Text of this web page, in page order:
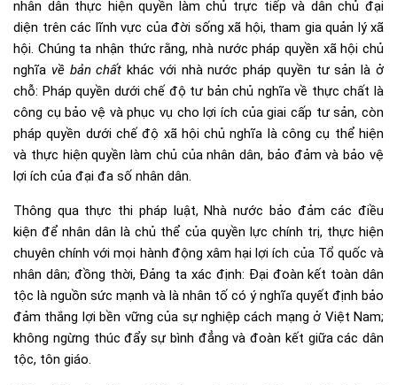
nhân dân thực hiện quyền làm chủ trực tiếp và dân chủ đại
diện trên các lĩnh vực của đời sống xã hội, tham gia quản lý xã
hội. Chúng ta nhận thức rằng, nhà nước pháp quyền xã hội chủ
nghĩa về bản chất khác với nhà nước pháp quyền tư sản là ở
chỗ: Pháp quyền dưới chế độ tư bản chủ nghĩa về thực chất là
công cụ bảo vệ và phục vụ cho lợi ích của giai cấp tư sản, còn
pháp quyền dưới chế độ xã hội chủ nghĩa là công cụ thể hiện
và thực hiện quyền làm chủ của nhân dân, bảo đảm và bảo vệ
lợi ích của đại đa số nhân dân.
Thông qua thực thi pháp luật, Nhà nước bảo đảm các điều
kiện để nhân dân là chủ thể của quyền lực chính trị, thực hiện
chuyên chính với mọi hành động xâm hại lợi ích của Tổ quốc và
nhân dân; đồng thời, Đảng ta xác định: Đại đoàn kết toàn dân
tộc là nguồn sức mạnh và là nhân tố có ý nghĩa quyết định bảo
đảm thắng lợi bền vững của sự nghiệp cách mạng ở Việt Nam;
không ngừng thúc đẩy sự bình đẳng và đoàn kết giữa các dân
tộc, tôn giáo.